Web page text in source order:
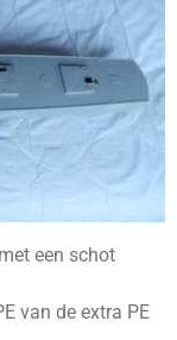
een schot
van de extra PE